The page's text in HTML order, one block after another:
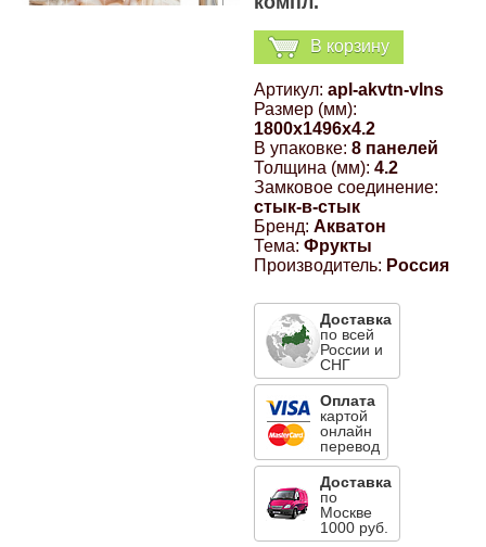
В корзину
Артикул: apl-akvtn-vlns
Размер (мм):
1800x1496x4.2
В упаковке: 8 панелей
Толщина (мм): 4.2
Замковое соединение:
стык-в-стык
Бренд: Акватон
Тема: Фрукты
Производитель: Россия
Доставка
по всей
России и
СНГ
Оплата
картой
онлайн
перевод
Доставка
по
Москве
1000 руб.
Компрессионные фитинги Poliext
Эмали универсальные акриловые
Магнитные панели на холодильник